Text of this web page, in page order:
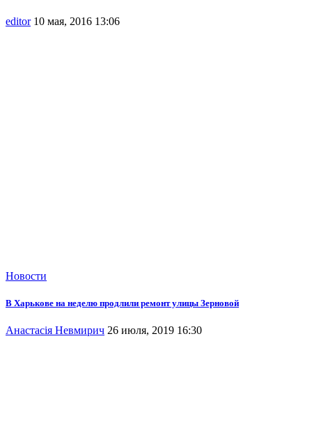
editor 10 мая, 2016 13:06
Новости
В Харькове на неделю продлили ремонт улицы Зерновой
Анастасія Невмирич 26 июля, 2019 16:30